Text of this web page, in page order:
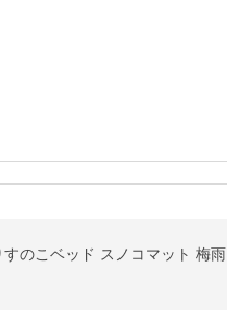
のこベッド スノコマット 梅雨